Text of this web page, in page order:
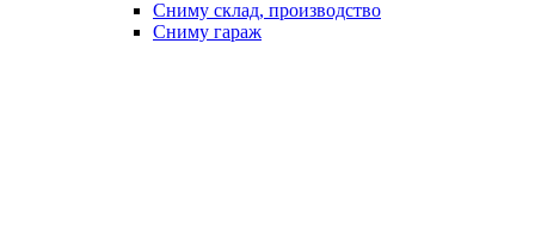
Сниму склад, производство
Сниму гараж